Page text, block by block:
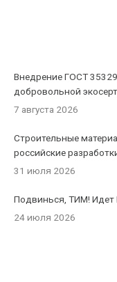
Внедрение ГОСТ
добровольной
7 августа 2026
Строительные
российские
31 июля 2026
Подвинься, ТИМ! Идет
24 июля 2026